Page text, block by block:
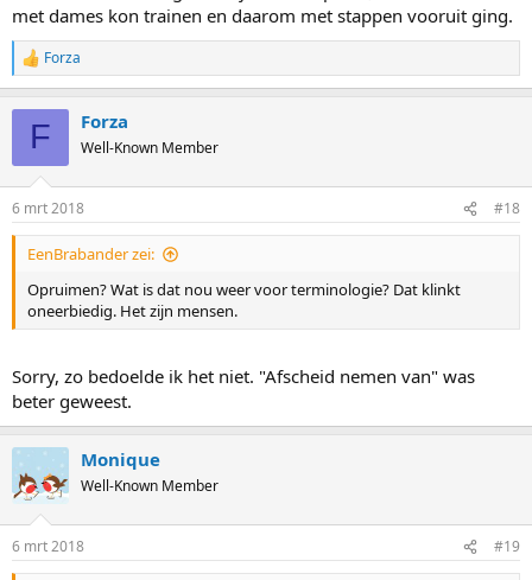
met dames kon trainen en daarom met stappen vooruit ging.
R
e
s
:
Forza
F Forza
Well-Known Member
6 mrt 2018 #18
EenBrabander zei:
Opruimen? Wat is dat nou weer voor terminologie? Dat klinkt
oneerbiedig. Het zijn mensen.
Sorry, zo bedoelde ik het niet. "Afscheid nemen van" was
beter geweest.
Monique
Well-Known Member
6 mrt 2018 #19